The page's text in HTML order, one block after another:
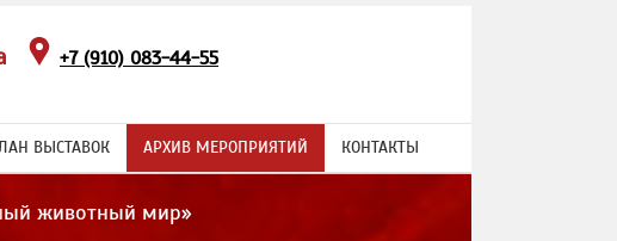
+7 (910) 083-44-55
ВЫСТАВОК АРХИВ МЕРОПРИЯТИЙ КОНТАКТЫ
животный мир»